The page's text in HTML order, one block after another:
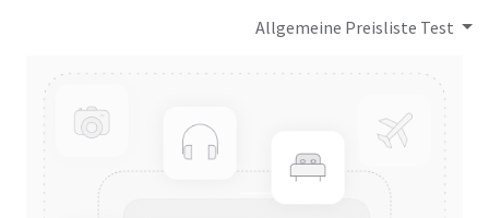
Allgemeine Preisliste Test